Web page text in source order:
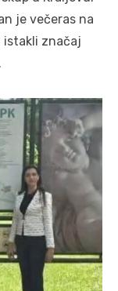
je večeras na
istakli značaj